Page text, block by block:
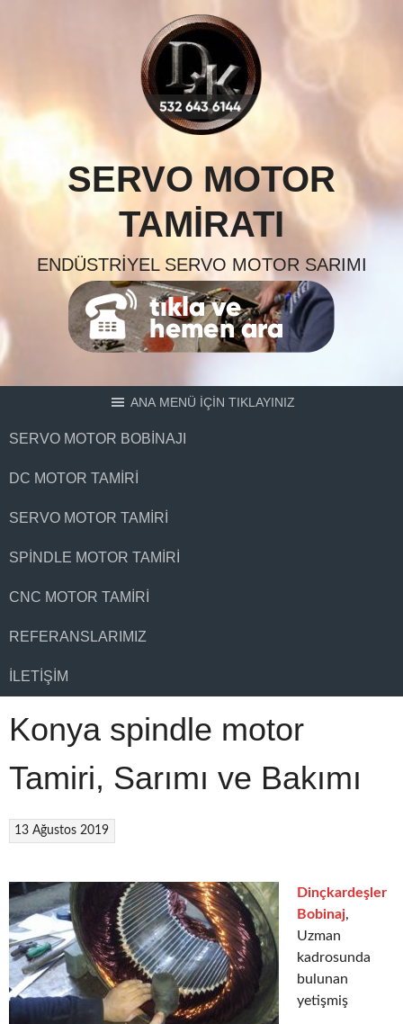
SERVO MOTOR
TAMIRATI
ENDÜSTRIYEL SERVO MOTOR SARIMI
ANA MENÜ İÇİN TIKLAYINIZ
SERVO MOTOR BOBINAJI
DC MOTOR TAMIRI
SERVO MOTOR TAMIRI
SPINDLE MOTOR TAMIRI
CNC MOTOR TAMIRI
REFERANSLARIMIZ
İLETIŞIM
Konya spindle motor
Tamiri, Sarımı ve Bakımı
13 Ağustos 2019
Dinçkardeşler
Bobinaj,
Uzman
kadrosunda
bulunan
yetişmiş